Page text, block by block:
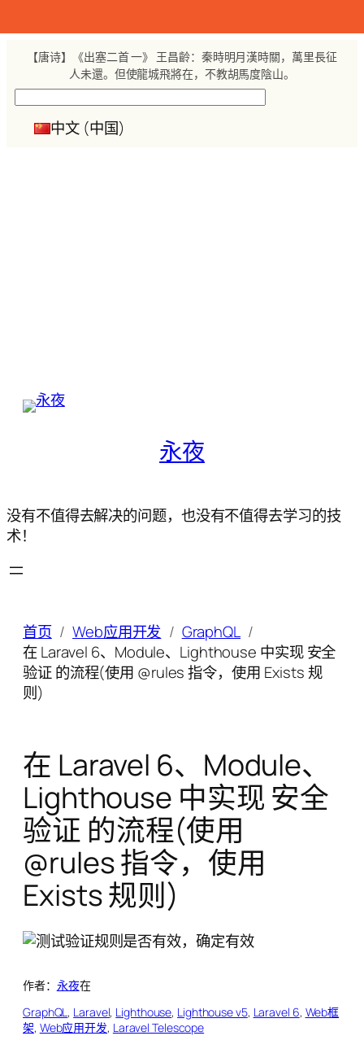
至
【唐诗】《出塞二首 一》 王昌齡：秦時明月漢時關，萬里長征
人未還。但使龍城飛將在，不教胡馬度陰山。
中文 (中国)
永夜
没有不值得去解决的问题，也没有不值得去学习的技
术！
首页 Web应用开发
GraphQL
在 Laravel 6、Module、Lighthouse 中实现 安全
验证 的流程(使用 @rules 指令，使用 Exists 规
则)
在 Laravel 6、Module、
Lighthouse 中实现 安全
验证 的流程(使用
@rules 指令，使用
Exists 规则)
作者： 永夜在
GraphQL, Laravel, Lighthouse, Lighthouse v5, Laravel 6, Web框
架, Web应用开发, Laravel Telescope